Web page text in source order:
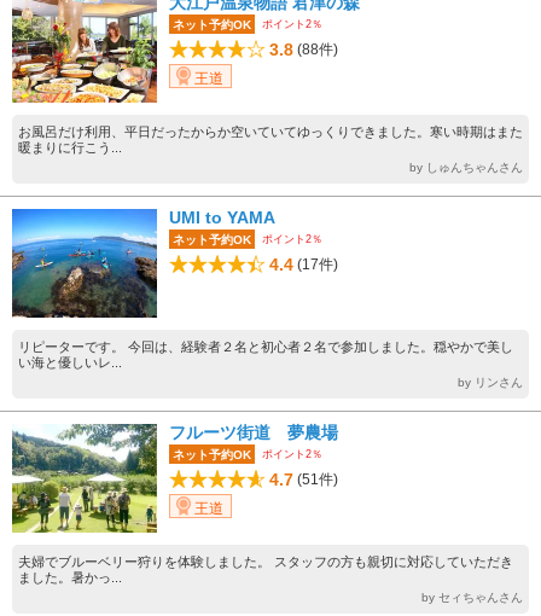
ネット予約OK ポイント2％
3.8 (88件)
王道
お風呂だけ利用、平日だったからか空いていてゆっくりできました。寒い時期はまた
暖まりに行こう...
by しゅんちゃんさん
UMI to YAMA
ネット予約OK ポイント2％
4.4 (17件)
リピーターです。 今回は、経験者２名と初心者２名で参加しました。穏やかで美し
い海と優しいレ...
by リンさん
フルーツ街道 夢農場
ネット予約OK ポイント2％
4.7 (51件)
王道
夫婦でブルーベリー狩りを体験しました。 スタッフの方も親切に対応していただき
ました。暑かっ...
by セィちゃんさん